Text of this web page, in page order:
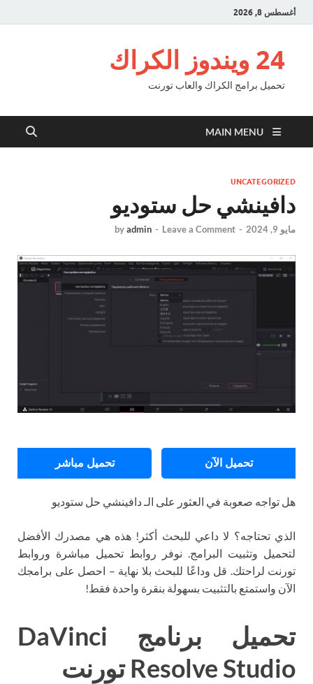
أغسطس 8, 2026
24 ويندوز الكراك
تحميل برامج الكراك والعاب تورنت
MAIN MENU
UNCATEGORIZED
دافينشي حل ستوديو
مايو 9, 2024 -
byadmin - Leave a Comment
تحميل الآن تحميل مباشر
هل تواجه صعوبة في العثور على الـ دافينشي حل ستوديو
الذي تحتاجه؟ لا داعي للبحث أكثر! هذه هي مصدرك الأفضل
لتحميل وتثبيت البرامج. نوفر روابط تحميل مباشرة وروابط
تورنت لراحتك. قل وداعًا للبحث بلا نهاية – احصل على برامجك
الآن واستمتع بالتثبيت بسهولة بنقرة واحدة فقط!
تحميل برنامج DaVinci
Resolve Studio تورنت